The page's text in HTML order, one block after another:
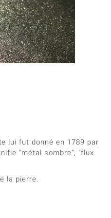
Lazuli
lui fut donné en 1789 par
"métal sombre", "flux
la pierre.